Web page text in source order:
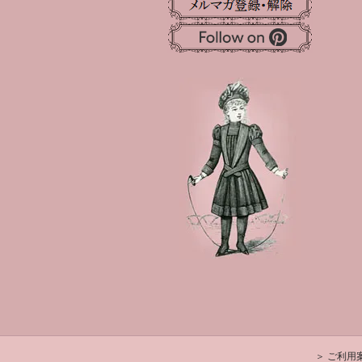
＞ ご利用